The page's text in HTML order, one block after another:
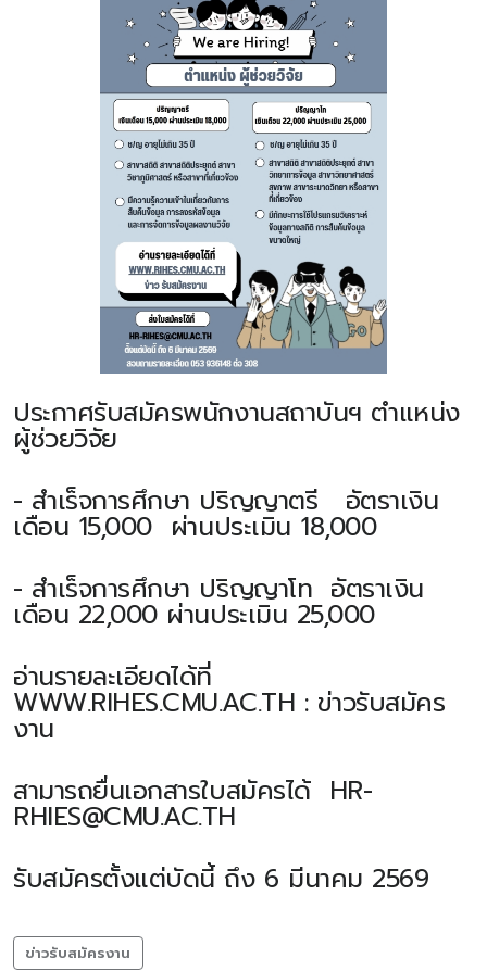
ประกาศรับสมัครพนักงานสถาบันฯ ตำแหน่ง
ผู้ช่วยวิจัย
- สำเร็จการศึกษา ปริญญาตรี อัตราเงิน
เดือน 15,000 ผ่านประเมิน 18,000
- สำเร็จการศึกษา ปริญญาโท อัตราเงิน
เดือน 22,000 ผ่านประเมิน 25,000
อ่านรายละเอียดได้ที่
WWW.RIHES.CMU.AC.TH : ข่าวรับสมัคร
งาน
สามารถยื่นเอกสารใบสมัครได้ HR-
RHIES@CMU.AC.TH
รับสมัครตั้งแต่บัดนี้ ถึง 6 มีนาคม 2569
ข่าวรับสมัครงาน